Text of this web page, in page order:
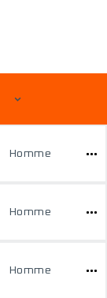
Homme
Homme
Homme